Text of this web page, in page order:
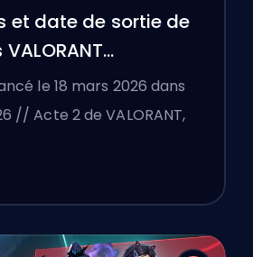
et date de sortie de
le 18 mars 2026 dans
// Acte 2 de VALORANT,